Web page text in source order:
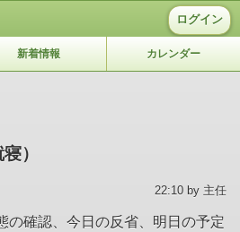
ログイン
新着情報 カレンダー
）
22:10 by 主任
確認、今日の反省、明日の予定